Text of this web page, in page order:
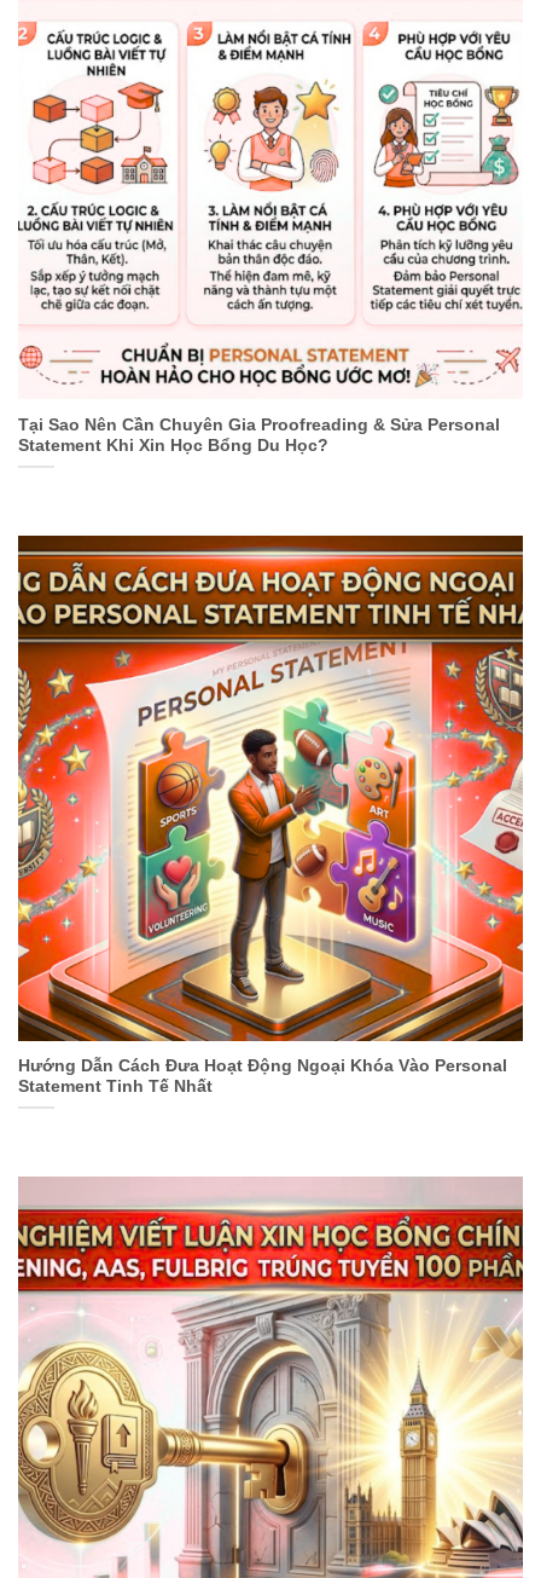
Tại Sao Nên Cần Chuyên Gia Proofreading & Sửa Personal
Statement Khi Xin Học Bổng Du Học?
Hướng Dẫn Cách Đưa Hoạt Động Ngoại Khóa Vào Personal
Statement Tinh Tế Nhất